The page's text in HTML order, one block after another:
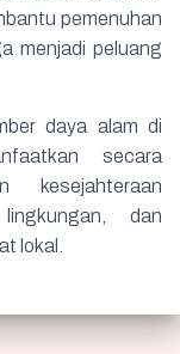
pemenuhan
menjadi peluang
daya alam di
secara
kesejahteraan
dan
lokal.